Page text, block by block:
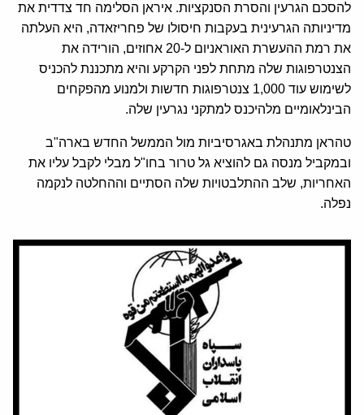
להסכם הגרעין והסרת הסנקציות. איראן הסלימה חד צדדית את
מדיניותה הגרעינית בעקבות חיסולו של פחריזאדה, היא העלתה
את רמת ההעשרת האוראניום ל-20 אחוזים, הורידה את
הצנטרפוגות שלה מתחת לפני הקרקע והיא מתכננת להכניס
לשימוש עוד 1,000 צנטרפוגות חדשות ולמנוע מהפקחים
הבינלאומיים מלהיכנס למתקני נגרעין שלה.
טהראן מתנהלת באגרסיביות מול הממשל החדש בארה"ב
ובמקביל מנסה גם להוציא גל טרור בחו"ל מבלי לקבל עליו את
האחריות, שלב ההתלבטויות שלה הסתיים וההחלטה לנקמה
נפלה.